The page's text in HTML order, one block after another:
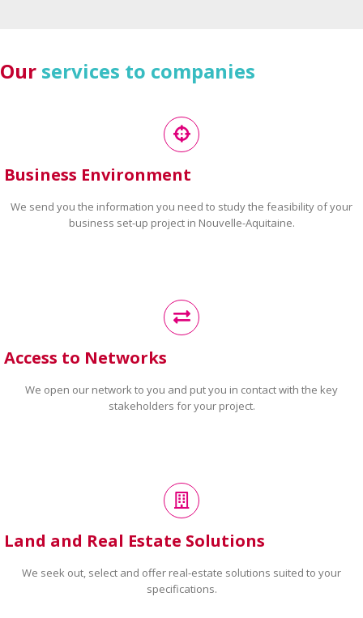
Our services to companies
Business Environment
We send you the information you need to study the feasibility of your
business set-up project in Nouvelle-Aquitaine.
Access to Networks
We open our network to you and put you in contact with the key
stakeholders for your project.
Land and Real Estate Solutions
We seek out, select and offer real-estate solutions suited to your
specifications.